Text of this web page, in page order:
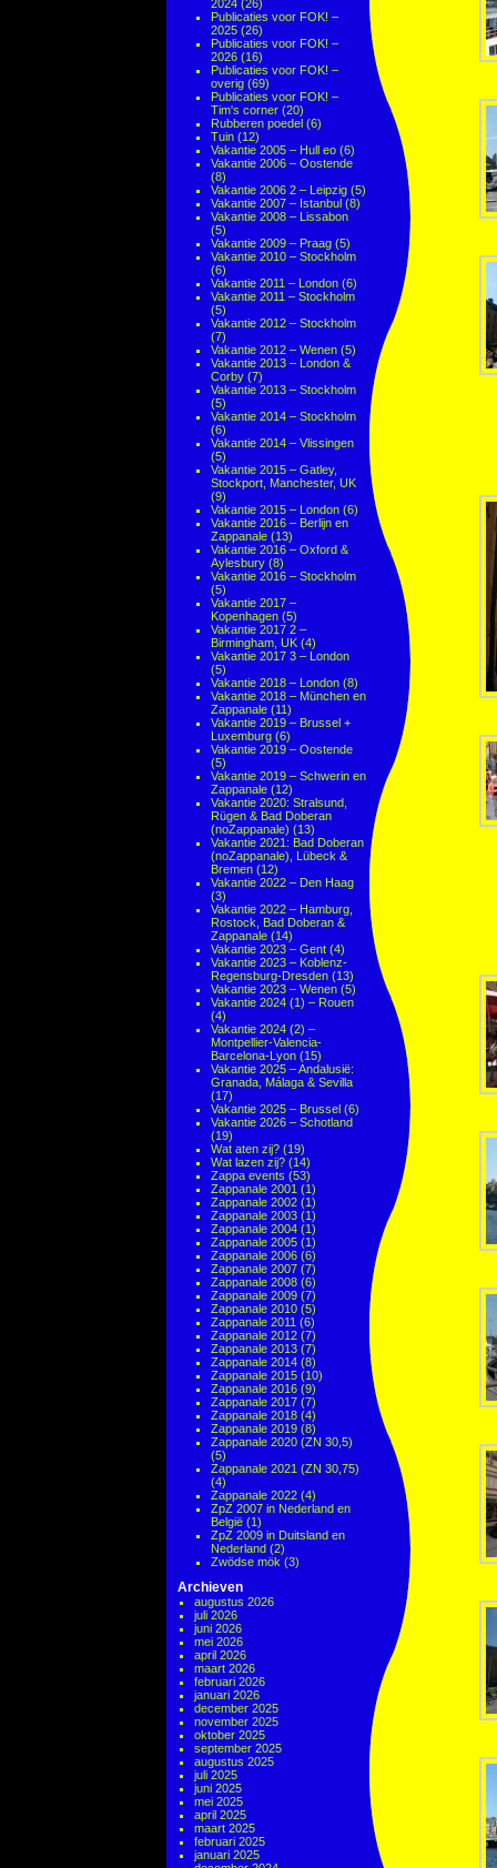
2024 (26)
Publicaties voor FOK! –
2025 (26)
Publicaties voor FOK! –
2026 (16)
Publicaties voor FOK! –
overig (69)
Publicaties voor FOK! –
Tim's corner (20)
Rubberen poedel (6)
Tuin (12)
Vakantie 2005 – Hull eo (6)
Vakantie 2006 – Oostende
(8)
Vakantie 2006 2 – Leipzig (5)
Vakantie 2007 – Istanbul (8)
Vakantie 2008 – Lissabon
(5)
Vakantie 2009 – Praag (5)
Vakantie 2010 – Stockholm
(6)
Vakantie 2011 – London (6)
Vakantie 2011 – Stockholm
(5)
Vakantie 2012 – Stockholm
(7)
Vakantie 2012 – Wenen (5)
Vakantie 2013 – London &
Corby (7)
Vakantie 2013 – Stockholm
(5)
Vakantie 2014 – Stockholm
(6)
Vakantie 2014 – Vlissingen
(5)
Vakantie 2015 – Gatley,
Stockport, Manchester, UK
(9)
Vakantie 2015 – London (6)
Vakantie 2016 – Berlijn en
Zappanale (13)
Vakantie 2016 – Oxford &
Aylesbury (8)
Vakantie 2016 – Stockholm
(5)
Vakantie 2017 –
Kopenhagen (5)
Vakantie 2017 2 –
Birmingham, UK (4)
Vakantie 2017 3 – London
(5)
Vakantie 2018 – London (8)
Vakantie 2018 – München en
Zappanale (11)
Vakantie 2019 – Brussel +
Luxemburg (6)
Vakantie 2019 – Oostende
(5)
Vakantie 2019 – Schwerin en
Zappanale (12)
Vakantie 2020: Stralsund,
Rügen & Bad Doberan
(noZappanale) (13)
Vakantie 2021: Bad Doberan
(noZappanale), Lübeck &
Bremen (12)
Vakantie 2022 – Den Haag
(3)
Vakantie 2022 – Hamburg,
Rostock, Bad Doberan &
Zappanale (14)
Vakantie 2023 – Gent (4)
Vakantie 2023 – Koblenz-
Regensburg-Dresden (13)
Vakantie 2023 – Wenen (5)
Vakantie 2024 (1) – Rouen
(4)
Vakantie 2024 (2) –
Montpellier-Valencia-
Barcelona-Lyon (15)
Vakantie 2025 – Andalusië:
Granada, Málaga & Sevilla
(17)
Vakantie 2025 – Brussel (6)
Vakantie 2026 – Schotland
(19)
Wat aten zij? (19)
Wat lazen zij? (14)
Zappa events (53)
Zappanale 2001 (1)
Zappanale 2002 (1)
Zappanale 2003 (1)
Zappanale 2004 (1)
Zappanale 2005 (1)
Zappanale 2006 (6)
Zappanale 2007 (7)
Zappanale 2008 (6)
Zappanale 2009 (7)
Zappanale 2010 (5)
Zappanale 2011 (6)
Zappanale 2012 (7)
Zappanale 2013 (7)
Zappanale 2014 (8)
Zappanale 2015 (10)
Zappanale 2016 (9)
Zappanale 2017 (7)
Zappanale 2018 (4)
Zappanale 2019 (8)
Zappanale 2020 (ZN 30,5)
(5)
Zappanale 2021 (ZN 30,75)
(4)
Zappanale 2022 (4)
ZpZ 2007 in Nederland en
België (1)
ZpZ 2009 in Duitsland en
Nederland (2)
Zwödse mök (3)
Archieven
augustus 2026
juli 2026
juni 2026
mei 2026
april 2026
maart 2026
februari 2026
januari 2026
december 2025
november 2025
oktober 2025
september 2025
augustus 2025
juli 2025
juni 2025
mei 2025
april 2025
maart 2025
februari 2025
januari 2025